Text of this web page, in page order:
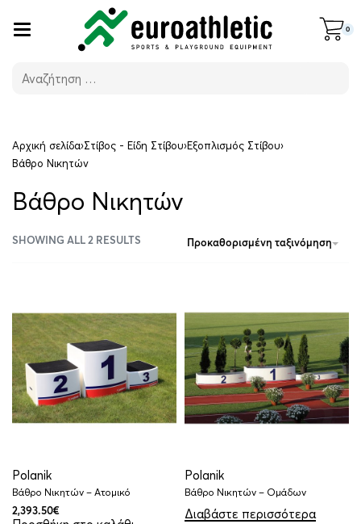
0
Αρχική σελίδα›Στίβος - Είδη Στίβου›Εξοπλισμός Στίβου›
Βάθρο Νικητών
Βάθρο Νικητών
SHOWING ALL 2 RESULTS Προκαθορισμένη ταξινόμηση
Polanik
Βάθρο Νικητών – Ατομικό
2,393.50€
Polanik
Βάθρο Νικητών – Ομάδων
Διαβάστε περισσότερα